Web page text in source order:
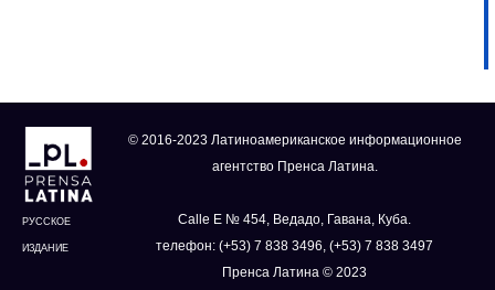
РУССКОЕ
ИЗДАНИЕ
© 2016-2023 Латиноамериканское информационное
агентство Пренса Латина.
Calle E № 454, Ведадо, Гавана, Куба.
телефон: (+53) 7 838 3496, (+53) 7 838 3497
Пренса Латина © 2023